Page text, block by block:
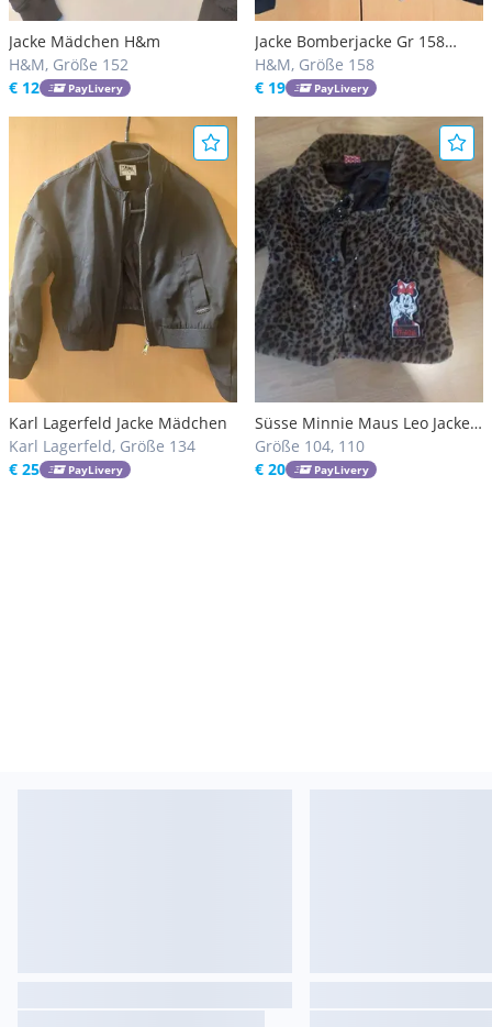
Jacke Mädchen H&m
H&M, Größe 152
€ 12
PayLivery
Jacke Bomberjacke Gr 158
Mädchen
H&M, Größe 158
€ 19
PayLivery
Karl Lagerfeld Jacke Mädchen
Karl Lagerfeld, Größe 134
€ 25
PayLivery
Süsse Minnie Maus Leo Jacke
für Mädchen Gr.104/110
Größe 104, 110
€ 20
PayLivery